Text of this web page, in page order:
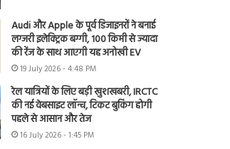
Audi और Apple के पूर्व डिजाइनरों ने बनाई
लग्जरी इलेक्ट्रिक बग्गी, 100 किमी से ज्यादा
की रेंज के साथ आएगी यह अनोखी EV
19 July 2026 - 4:48 PM
रेल यात्रियों के लिए बड़ी खुशखबरी, IRCTC
की नई वेबसाइट लॉन्च, टिकट बुकिंग होगी
पहले से आसान और तेज
16 July 2026 - 1:45 PM